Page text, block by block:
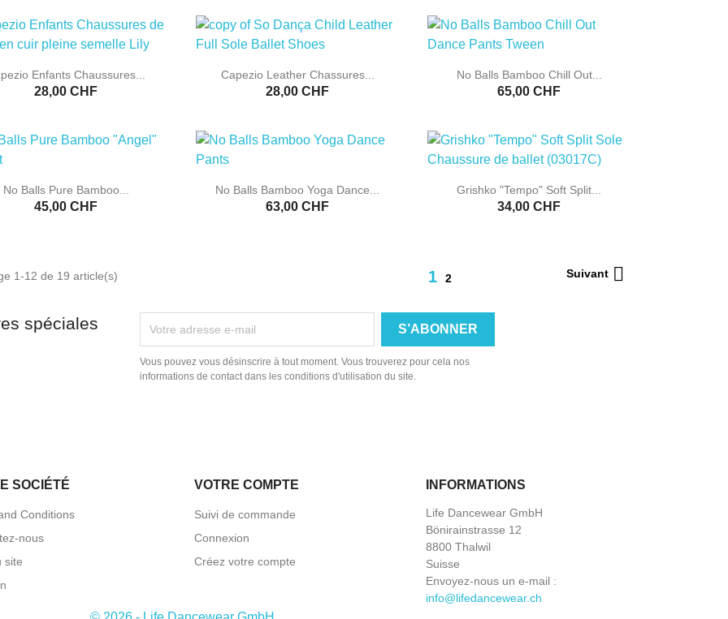
 Aperçu rapide
Enfants Chaussures...
28,00 CHF
 Aperçu rapide
Capezio Leather Chassures...
28,00 CHF
 Aperçu rapide
No Balls Bamboo Chill Out...
65,00 CHF
 Aperçu rapide
No Balls Pure Bamboo...
45,00 CHF
 Aperçu rapide
No Balls Bamboo Yoga Dance...
63,00 CHF
 Aperçu rapide
Grishko "Tempo" Soft Split...
34,00 CHF
1-12 de 19 article(s) 1 2 Suivant 
spéciales
Vous pouvez vous désinscrire à tout moment. Vous trouverez pour cela nos
informations de contact dans les conditions d'utilisation du site.
SOCIÉTÉ
Conditions
nous
site
VOTRE COMPTE
Suivi de commande
Connexion
Créez votre compte
INFORMATIONS
Life Dancewear GmbH
Bönirainstrasse 12
8800 Thalwil
Suisse
Envoyez-nous un e-mail :
info@lifedancewear.ch